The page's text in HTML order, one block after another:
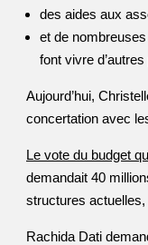
des aides aux
et de
font vivre
Aujourd’hui,
concertation avec
Le vote du budget
demandait 40
structures actuelles,
Rachida Dati